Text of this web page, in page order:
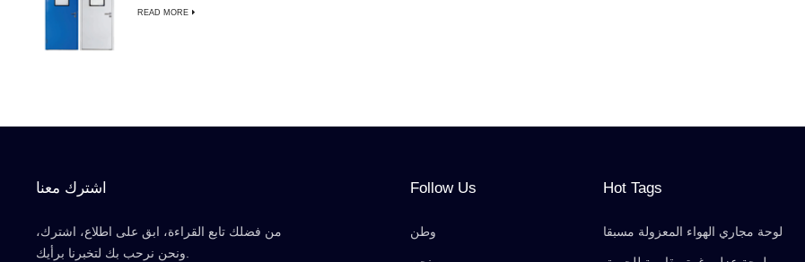
READ MORE
اشترك معنا
من فضلك تابع القراءة، ابق على اطلاع، اشترك،
ونحن نرحب بك لتخبرنا برأيك.
Follow Us
وطن
Hot Tags
لوحة مجاري الهواء المعزولة مسبقا